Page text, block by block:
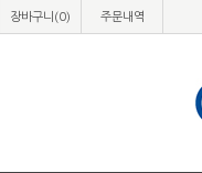
장바구니(0) 주문내역